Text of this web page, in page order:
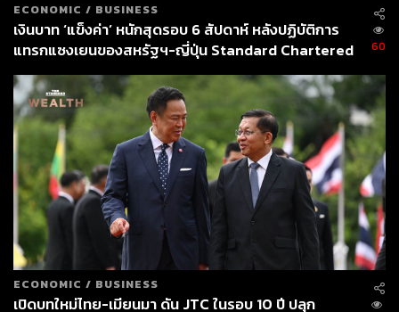
ECONOMIC / BUSINESS
เงินบาท ‘แข็งค่า’ หนักสุดรอบ 6 สัปดาห์ หลังปฏิบัติการ
แทรกแซงเยนของสหรัฐฯ-ญี่ปุ่น Standard Chartered
เปิดเป้าสิ้นปีนี้จ่อแข็งต่อแตะ 32.50 บาทต่อดอลลาร์
60
ECONOMIC / BUSINESS
เปิดบทใหม่ไทย-เมียนมา ดัน JTC ในรอบ 10 ปี ปลุก